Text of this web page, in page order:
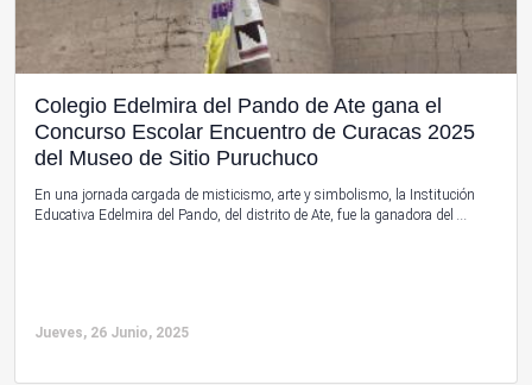
Colegio Edelmira del Pando de Ate gana el
Concurso Escolar Encuentro de Curacas 2025
del Museo de Sitio Puruchuco
En una jornada cargada de misticismo, arte y simbolismo, la Institución
Educativa Edelmira del Pando, del distrito de Ate, fue la ganadora del ...
Jueves, 26 Junio, 2025